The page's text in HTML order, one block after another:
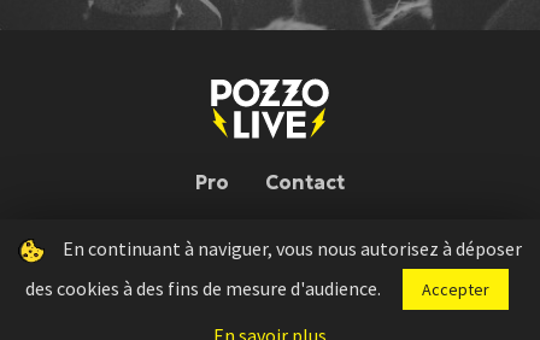
Pro Contact
Pozzo Live © 2026 | Conception : Pozzo Team, avec l'aide deBloop
Press kit Règlement concours Mentions légales
En continuant à naviguer, vous nous autorisez à déposer
des cookies à des fins de mesure d'audience.
Accepter
En savoir plus